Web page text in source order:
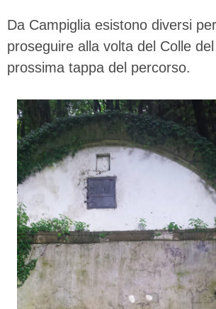
Da Campiglia esistono diversi
proseguire alla volta del Colle
prossima tappa del percorso.